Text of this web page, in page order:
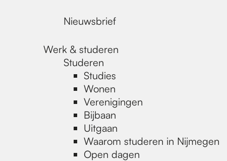
Nieuwsbrief
Werk & studeren
Studeren
Studies
Wonen
Verenigingen
Bijbaan
Uitgaan
Waarom studeren in Nijmegen
Open dagen